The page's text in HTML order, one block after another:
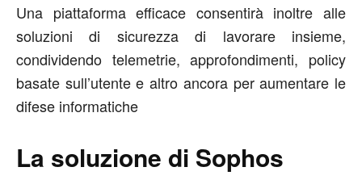
Una piattaforma efficace consentirà inoltre alle
soluzioni di sicurezza di lavorare insieme,
condividendo telemetrie, approfondimenti, policy
basate sull’utente e altro ancora per aumentare le
difese informatiche
La soluzione di Sophos